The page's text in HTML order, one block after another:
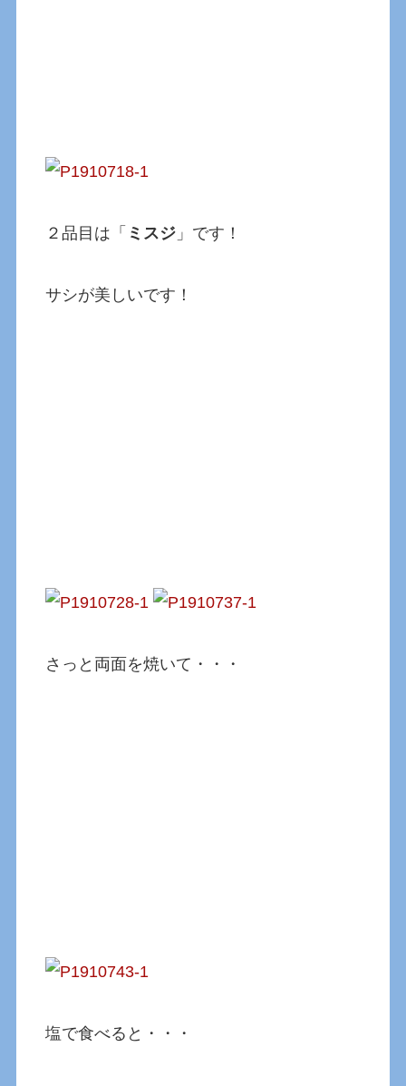
２品目は「 ミスジ 」です！
サシが美しいです！
さっと両面を焼いて・・・
塩で食べると・・・